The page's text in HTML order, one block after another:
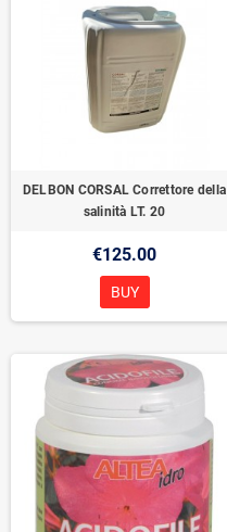
DELBON CORSAL Correttore della
salinità LT. 20
€125.00
BUY